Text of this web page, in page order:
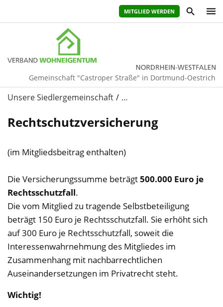
MITGLIED WERDEN
Gemeinschaft "Castroper Straße" in Dortmund-Oestrich
Unsere Siedlergemeinschaft …
Rechtschutzversicherung
(im Mitgliedsbeitrag enthalten)
Die Versicherungssumme beträgt500.000 Euro je
Rechtsschutzfall.
Die vom Mitglied zu tragende Selbstbeteiligung
beträgt 150 Euro je Rechtsschutzfall. Sie erhöht sich
auf 300 Euro je Rechtsschutzfall, soweit die
Interessenwahrnehmung des Mitgliedes im
Zusammenhang mit nachbarrechtlichen
Auseinandersetzungen im Privatrecht steht.
Wichtig!